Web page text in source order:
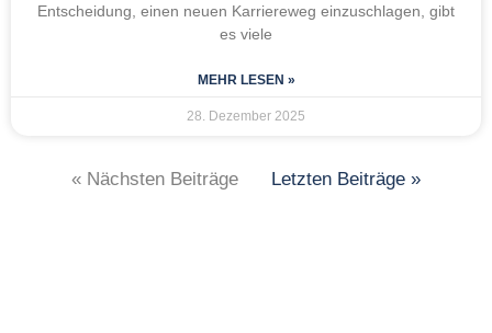
Entscheidung, einen neuen Karriereweg einzuschlagen, gibt
es viele
MEHR LESEN »
28. Dezember 2025
« Nächsten Beiträge Letzten Beiträge »